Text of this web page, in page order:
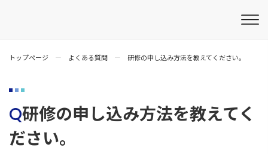
トップページ よくある質問 研修の申し込み方法を教えてください。
Q研修の申し込み方法を教えてく
ださい。